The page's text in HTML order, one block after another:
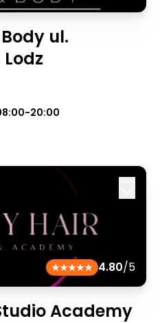
ul.
20:00
4.80/5
Academy